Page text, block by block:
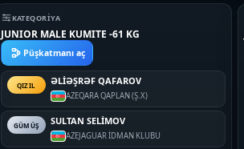
KATEQORIYA
JUNIOR MALE KUMITE -61 KG
Püşkatmanı aç
QIZIL ƏLİƏŞRƏF QAFAROV
AZEQARA QAPLAN (Ş.X)
GÜMÜŞ SULTAN SELİMOV
AZEJAGUAR İDMAN KLUBU